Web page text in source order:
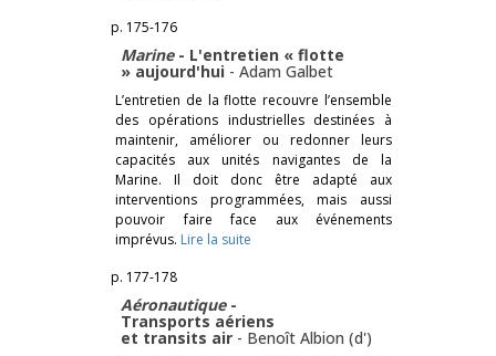
p. 175-176
Marine - L'entretien « flotte
» aujourd'hui - Adam Galbet
L’entretien de la flotte recouvre l’ensemble
des opérations industrielles destinées à
maintenir, améliorer ou redonner leurs
capacités aux unités navigantes de la
Marine. Il doit donc être adapté aux
interventions programmées, mais aussi
pouvoir faire face aux événements
imprévus. Lire la suite
p. 177-178
Aéronautique -
Transports aériens
et transits air - Benoît Albion (d')